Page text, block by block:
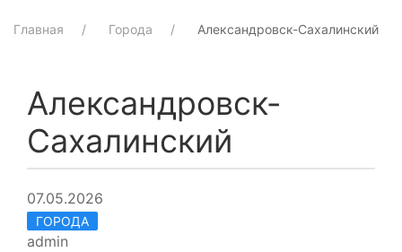
Главная Города Александровск-Сахалинский
Александровск-
Сахалинский
07.05.2026
ГОРОДА
admin